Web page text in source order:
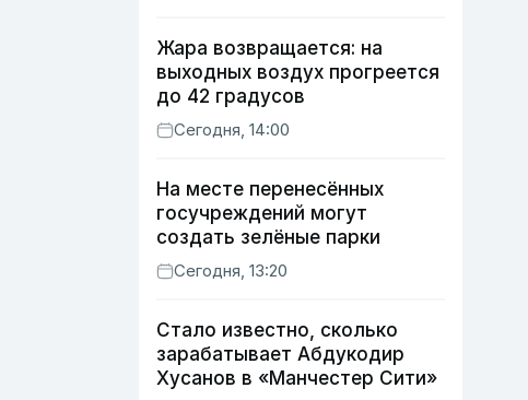
Жара возвращается: на
выходных воздух прогреется
до 42 градусов
Сегодня, 14:00
На месте перенесённых
госучреждений могут
создать зелёные парки
Сегодня, 13:20
Стало известно, сколько
зарабатывает Абдукодир
Хусанов в «Манчестер Сити»